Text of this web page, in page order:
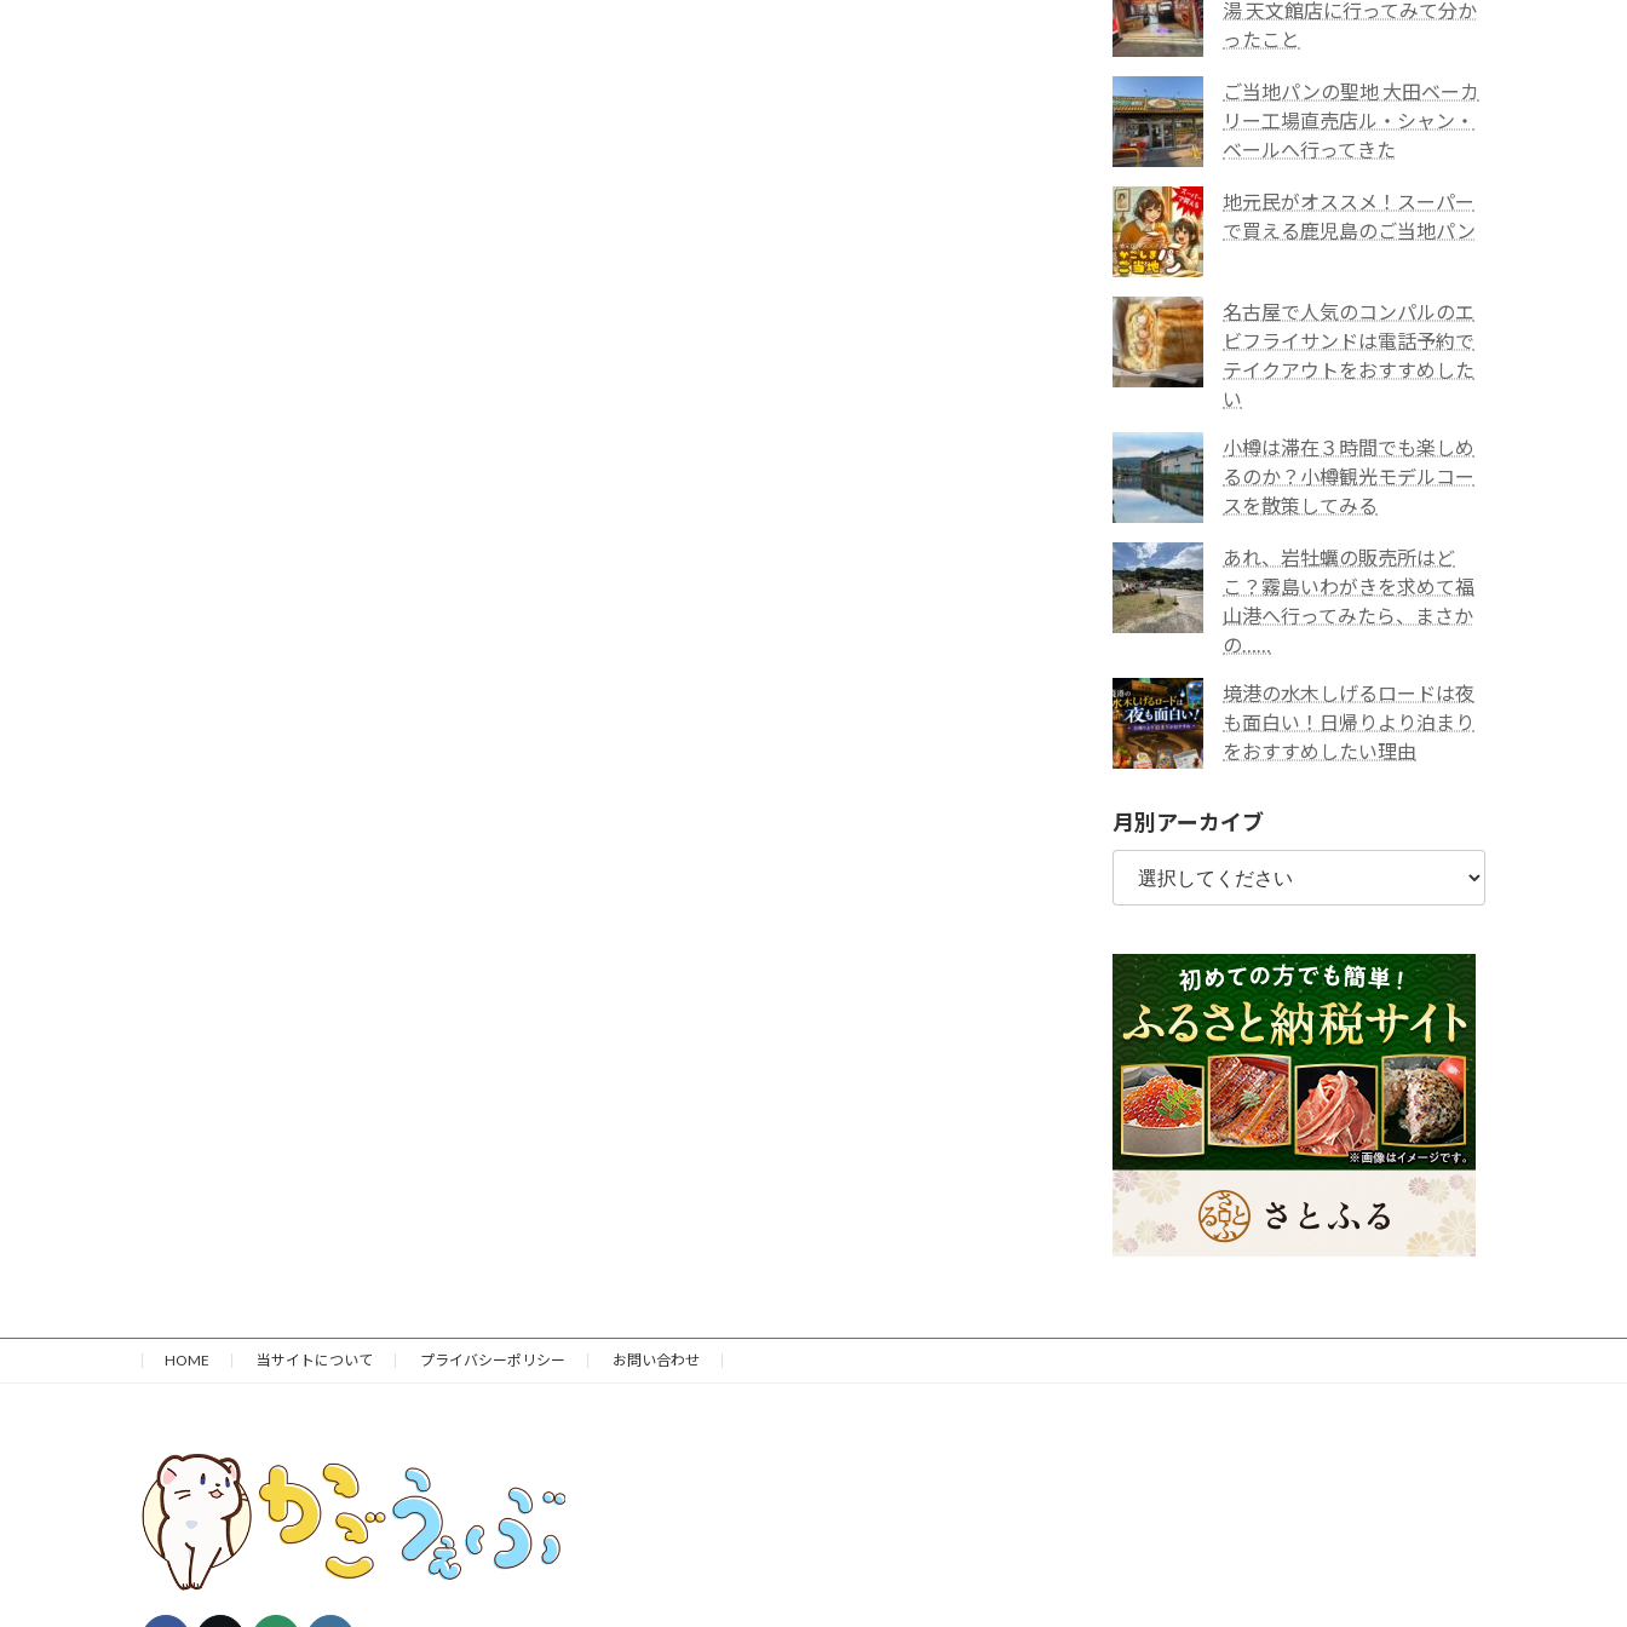
湯 天文館店に行ってみて分か
ったこと
ご当地パンの聖地 大田ベーカ
リー工場直売店ル・シャン・
ベールへ行ってきた
地元民がオススメ！スーパー
で買える鹿児島のご当地パン
名古屋で人気のコンパルのエ
ビフライサンドは電話予約で
テイクアウトをおすすめした
い
小樽は滞在３時間でも楽しめ
るのか？小樽観光モデルコー
スを散策してみる
あれ、岩牡蠣の販売所はど
こ？霧島いわがきを求めて福
山港へ行ってみたら、まさか
の……
境港の水木しげるロードは夜
も面白い！日帰りより泊まり
をおすすめしたい理由
月別アーカイブ
HOME 当サイトについて プライバシーポリシー お問い合わせ